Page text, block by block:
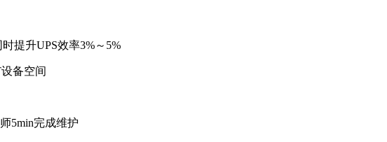
提升UPS效率3%～5%
备空间
5min完成维护